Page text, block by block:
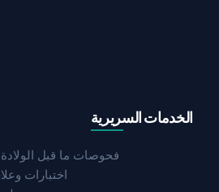
الخدمات السريرية
فحوصات ما قبل
اختبارات